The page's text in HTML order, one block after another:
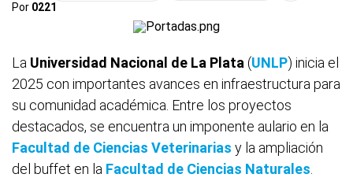
Por 0221
La Universidad Nacional de La Plata (UNLP) inicia el
2025 con importantes avances en infraestructura para
su comunidad académica. Entre los proyectos
destacados, se encuentra un imponente aulario en la
Facultad de Ciencias Veterinarias y la ampliación
del buffet en la Facultad de Ciencias Naturales